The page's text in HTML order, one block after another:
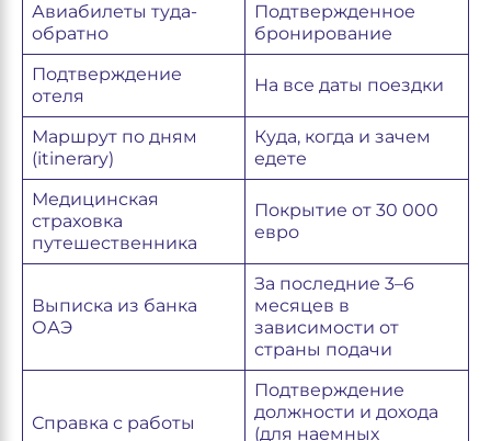
Авиабилеты туда-
обратно
Подтвержденное
бронирование
Подтверждение
отеля
На все даты поездки
Маршрут по дням
(itinerary)
Куда, когда и зачем
едете
Медицинская
страховка
путешественника
Покрытие от 30 000
евро
Выписка из банка
ОАЭ
За последние 3–6
месяцев в
зависимости от
страны подачи
Справка с работы
Подтверждение
должности и дохода
(для наемных